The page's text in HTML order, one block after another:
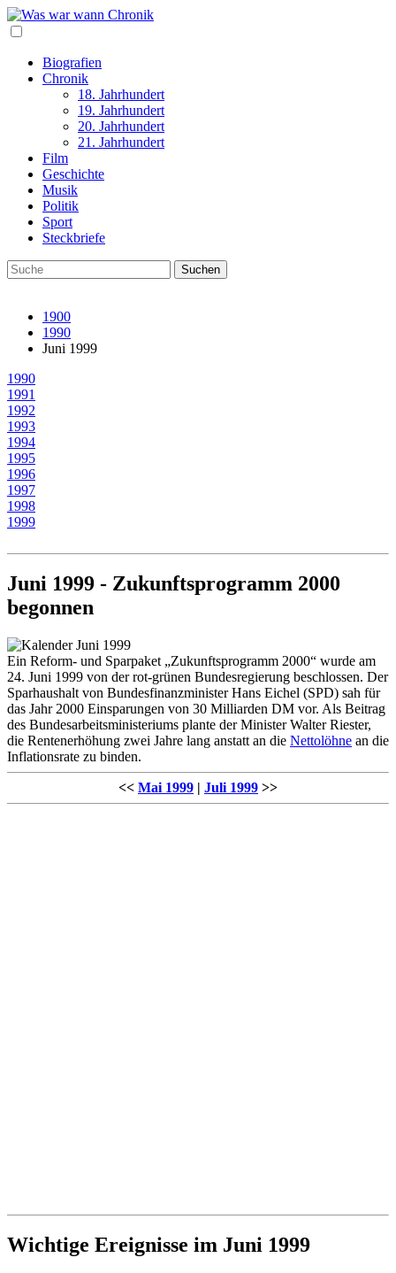
Biografien
Chronik
18. Jahrhundert
19. Jahrhundert
20. Jahrhundert
21. Jahrhundert
Film
Geschichte
Musik
Politik
Sport
Steckbriefe
1900
1990
Juni 1999
1990
1991
1992
1993
1994
1995
1996
1997
1998
1999
Juni 1999 - Zukunftsprogramm 2000
begonnen
Ein Reform- und Sparpaket „Zukunftsprogramm 2000“ wurde am
24. Juni 1999 von der rot-grünen Bundesregierung beschlossen. Der
Sparhaushalt von Bundesfinanzminister Hans Eichel (SPD) sah für
das Jahr 2000 Einsparungen von 30 Milliarden DM vor. Als Beitrag
des Bundesarbeitsministeriums plante der Minister Walter Riester,
die Rentenerhöhung zwei Jahre lang anstatt an die Nettolöhne an die
Inflationsrate zu binden.
<< Mai 1999 | Juli 1999 >>
Wichtige Ereignisse im Juni 1999